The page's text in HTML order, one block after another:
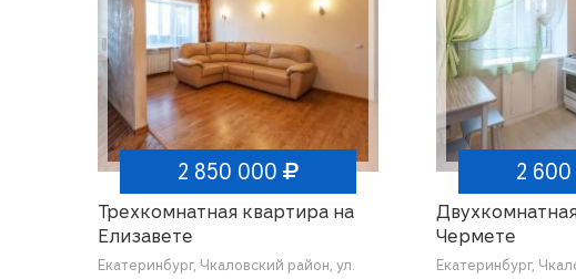
2 850 000
Трехкомнатная квартира на
Елизавете
Екатеринбург, Чкаловский район, ул.
2
Чермете
Екатеринбург,